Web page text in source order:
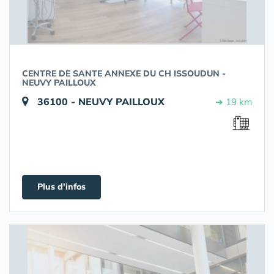
CENTRE DE SANTE ANNEXE DU CH ISSOUDUN -
NEUVY PAILLOUX
36100 - NEUVY PAILLOUX ➔ 19 km
Plus d'infos